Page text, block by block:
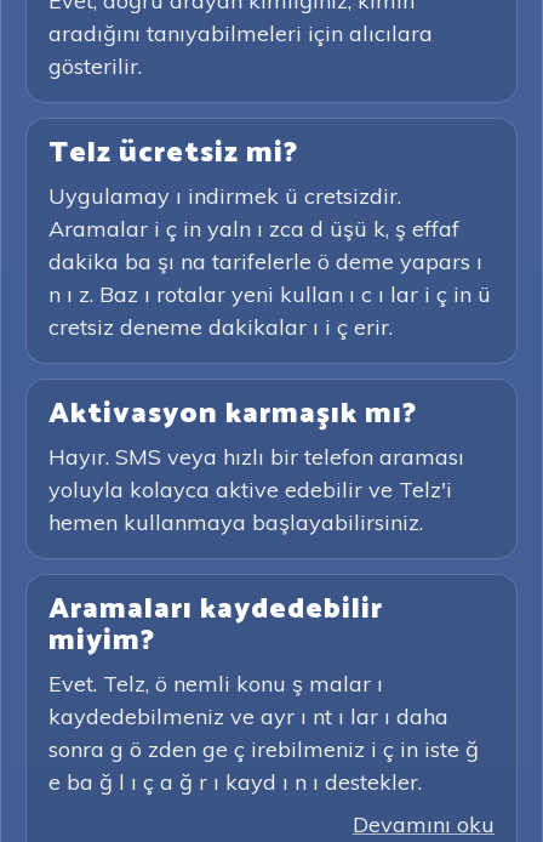
aradığını tanıyabilmeleri için alıcılara
gösterilir.
Telz ücretsiz mi?
Uygulamay ı indirmek ü cretsizdir.
Aramalar i ç in yaln ı zca d üşü k, ş effaf
dakika ba şı na tarifelerle ö deme yapars ı
n ı z. Baz ı rotalar yeni kullan ı c ı lar i ç in ü
cretsiz deneme dakikalar ı i ç erir.
Aktivasyon karmaşık mı?
Hayır. SMS veya hızlı bir telefon araması
yoluyla kolayca aktive edebilir ve Telz'i
hemen kullanmaya başlayabilirsiniz.
Aramaları kaydedebilir
miyim?
Evet. Telz, ö nemli konu ş malar ı
kaydedebilmeniz ve ayr ı nt ı lar ı daha
sonra g ö zden ge ç irebilmeniz i ç in iste ğ
e ba ğ l ı ç a ğ r ı kayd ı n ı destekler.
Devamını oku